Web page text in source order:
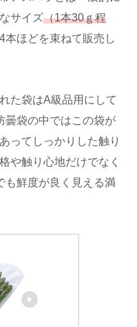
サイズ（1本30ｇ程
本ほどを束ねて販売し
た袋はA級品用にして
曇袋の中ではこの袋が
ってしっかりした触り
や触り心地だけでなく
も鮮度が良く見える満